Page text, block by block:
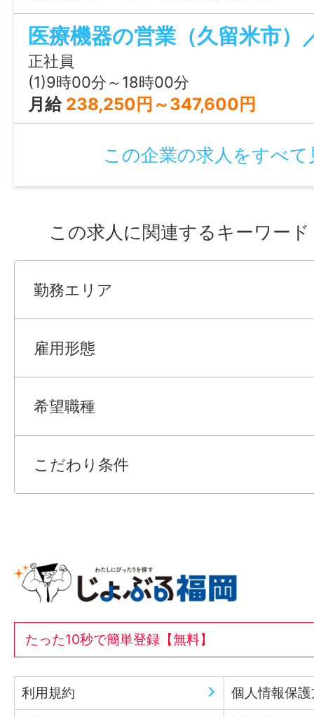
心です。 ・顧客を定期訪問することで
し、最適な商品の提案 ・医療物品の納
ラブル対応や修理受付など ・医療材料
用する機材の手配 等 ＊第２新卒も
な業務内容の変更可能性】 ＊会社の定め
医療機器の営業（久留米市）
正社員
(1)9時00分～18時00分
月給 238,250円～347,600円
この企業の求人をすべて
この求人に関連するキーワード
勤務エリア
雇用形態
希望職種
こだわり条件
たった10秒で簡単登録【無料】
利用規約 個人情報保